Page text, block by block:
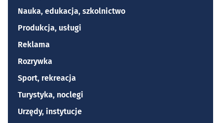
Nauka, edukacja, szkolnictwo
Produkcja, usługi
Reklama
Rozrywka
Sport, rekreacja
Turystyka, noclegi
Urzędy, instytucje